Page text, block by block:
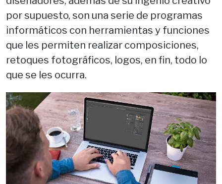
por supuesto, son una serie de programas
informáticos con herramientas y funciones
que les permiten realizar composiciones,
retoques fotográficos, logos, en fin, todo lo
que se les ocurra.